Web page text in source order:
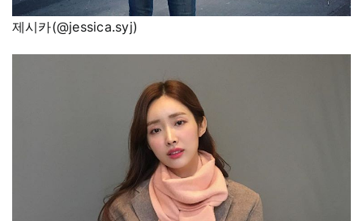
제시카(@jessica.syj)